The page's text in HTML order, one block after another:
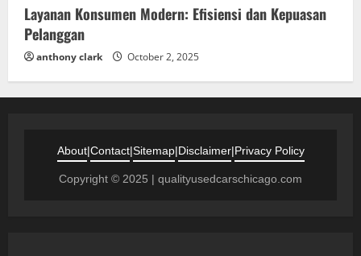
Layanan Konsumen Modern: Efisiensi dan Kepuasan
Pelanggan
anthony clark October 2, 2025
About|Contact|Sitemap|Disclaimer|Privacy Policy
Copyright © 2025 | qualityusedcarschicago.com